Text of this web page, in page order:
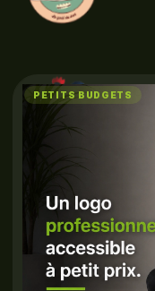
PETITS BUDGETS